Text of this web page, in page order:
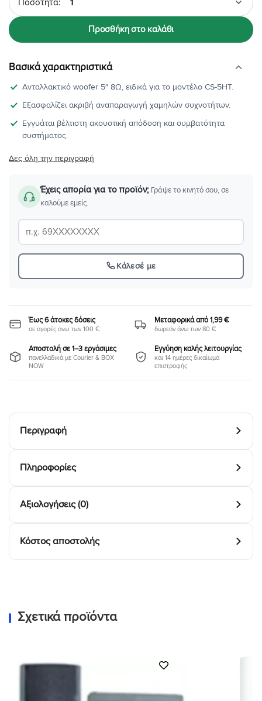
Προσθήκη στο καλάθι
Βασικά χαρακτηριστικά
Ανταλλακτικό woofer 5″ 8Ω, ειδικά για το μοντέλο CS-5HT.
Εξασφαλίζει ακριβή αναπαραγωγή χαμηλών συχνοτήτων.
Εγγυάται βέλτιστη ακουστική απόδοση και συμβατότητα
συστήματος.
Δες όλη την περιγραφή
Έχεις απορία για το προϊόν; Γράψε το κινητό σου, σε
καλούμε εμείς.
Κάλεσέ με
Έως 6 άτοκες δόσεις
σε αγορές άνω των 100 €
Μεταφορικά από 1,99 €
δωρεάν άνω των 80 €
Αποστολή σε 1–3 εργάσιμες
πανελλαδικά με Courier & BOX
NOW
Εγγύηση καλής λειτουργίας
και 14 ημέρες δικαίωμα
επιστροφής
Περιγραφή
Πληροφορίες
Αξιολογήσεις (0)
Κόστος αποστολής
Σχετικά προϊόντα
Επιθυμιών